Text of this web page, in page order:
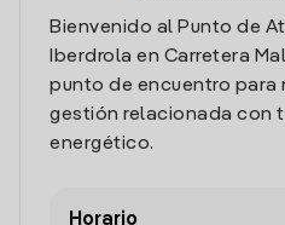
Bienvenido al Punto de
Iberdrola en Carretera
punto de encuentro para
gestión relacionada con
energético.
Horario